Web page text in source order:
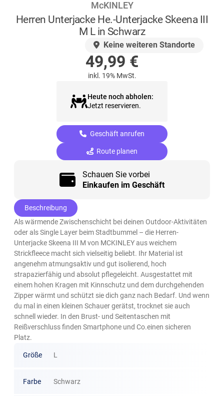
McKINLEY
Herren Unterjacke He.-Unterjacke Skeena III
M L in Schwarz
Keine weiteren Standorte
49,99 €
inkl. 19% MwSt.
Heute noch abholen:
Jetzt reservieren.
Geschäft anrufen
Route planen
Schauen Sie vorbei
Einkaufen im Geschäft
Beschreibung
Als wärmende Zwischenschicht bei deinen Outdoor-Aktivitäten
oder als Single Layer beim Stadtbummel – die Herren-
Unterjacke Skeena III M von MCKINLEY aus weichem
Strickfleece macht sich vielseitig beliebt. Ihr Material ist
angenehm atmungsaktiv und gut isolierend, hoch
strapazierfähig und absolut pflegeleicht. Ausgestattet mit
einem hohen Kragen mit Kinnschutz und dem durchgehenden
Zipper wärmt und schützt sie dich ganz nach Bedarf. Und wenn
du mal in einen kleinen Schauer gerätst, trocknet sie auch
schnell wieder. In den Brust- und Seitentaschen mit
Reißverschluss finden Smartphone und Co.einen sicheren
Platz.
Größe L
Farbe Schwarz